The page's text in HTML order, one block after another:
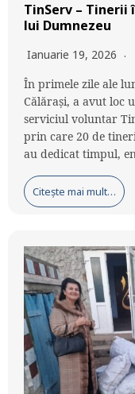
TinServ – Tinerii
lui Dumnezeu
Ianuarie 19, 2026
În primele zile ale
Călărași, a avut loc
serviciul voluntar
prin care 20 de
au dedicat timpul,
Citește mai mult…